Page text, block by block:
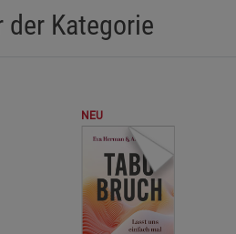
der Kategorie
NEU
(3)
Datenschutzerklärung